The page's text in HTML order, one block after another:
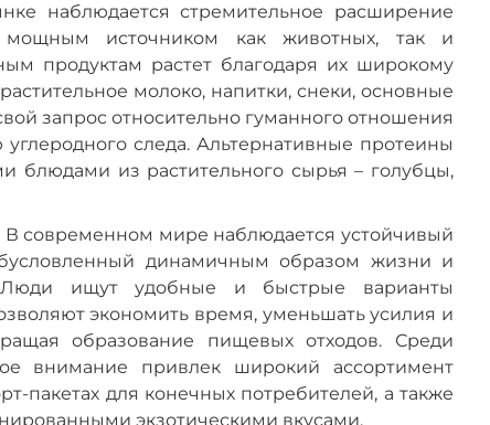
наблюдается стремительное расширение
мощным источником как животных, так и
продуктам растет благодаря их широкому
молоко, напитки, снеки, основные
запрос относительно гуманного отношения
следа. Альтернативные протеины
блюдами из растительного сырья – голубцы,
В современном мире наблюдается устойчивый
динамичным образом жизни и
Люди ищут удобные и быстрые варианты
экономить время, уменьшать усилия и
образование пищевых отходов. Среди
внимание привлек широкий ассортимент
пакетах для конечных потребителей, а также
экзотическими вкусами.